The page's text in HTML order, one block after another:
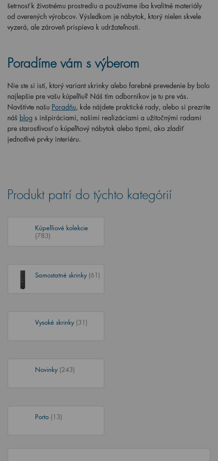
šetrnosť k životnému prostrediu a používame iba kvalitné materiály
od overených výrobcov. Výsledkom je nábytok, ktorý nielen skvele
vyzerá, ale zároveň prispieva k udržateľnosti.
Poradíme vám s výberom
Nie ste si istí, ktorý variant skrinky alebo farebné prevedenie by bolo
najlepšie pre vašu kúpeľňu? Náš tím odborníkov je tu pre vás.
Navštívte našu Poradňu, kde nájdete praktické rady, alebo si prezrite
náš blog s inšpiráciami, našimi realizáciami a užitočnými radami
pre starostlivosť o kúpeľňový nábytok alebo tipmi, ako zladiť
jednotlivé prvky interiéru.
Produkt patrí do týchto kategórií
Kúpeľňové kolekcie
(783)
Samostatné skrinky (61)
Vysoké skrinky (31)
Novinky (243)
Porto (13)